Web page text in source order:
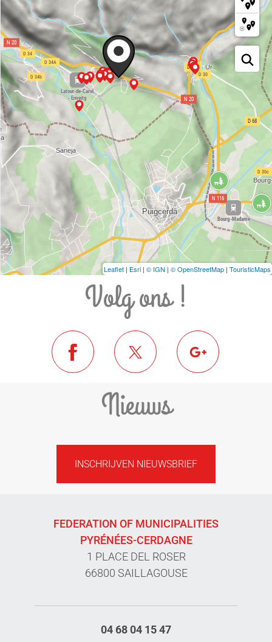
Leaflet | Esri | © IGN | © OpenStreetMap | TouristicMaps
Volg ons !
Nieuws
INSCHRIJVEN NIEUWSBRIEF
FEDERATION OF MUNICIPALITIES
PYRÉNÉES-CERDAGNE
1 PLACE DEL ROSER
66800 SAILLAGOUSE
04 68 04 15 47